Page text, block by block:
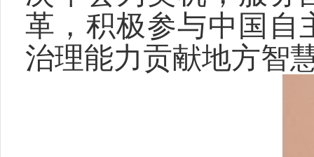
革，积极参与中国自
治理能力贡献地方智